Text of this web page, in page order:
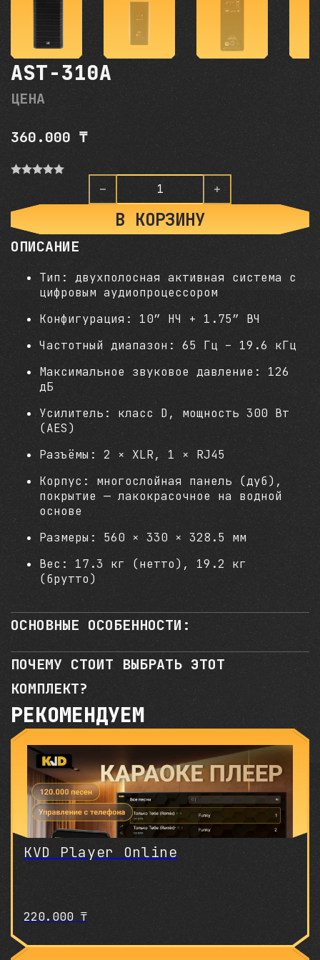
AST-310A
ЦЕНА
360.000 ₸
н
0
и
Количество товара AST-
В КОРЗИНУ
ОПИСАНИЕ
Тип: двухполосная активная система с
цифровым аудиопроцессором
Конфигурация: 10” НЧ + 1.75” ВЧ
Частотный диапазон: 65 Гц – 19.6 кГц
Максимальное звуковое давление: 126
дБ
Усилитель: класс D, мощность 300 Вт
(AES)
Разъёмы: 2 × XLR, 1 × RJ45
Корпус: многослойная панель (дуб),
покрытие — лакокрасочное на водной
основе
Размеры: 560 × 330 × 328.5 мм
Вес: 17.3 кг (нетто), 19.2 кг
(брутто)
ОСНОВНЫЕ ОСОБЕННОСТИ:
ПОЧЕМУ СТОИТ ВЫБРАТЬ ЭТОТ
КОМПЛЕКТ?
РЕКОМЕНДУЕМ
KVD Player Online
220.000 ₸